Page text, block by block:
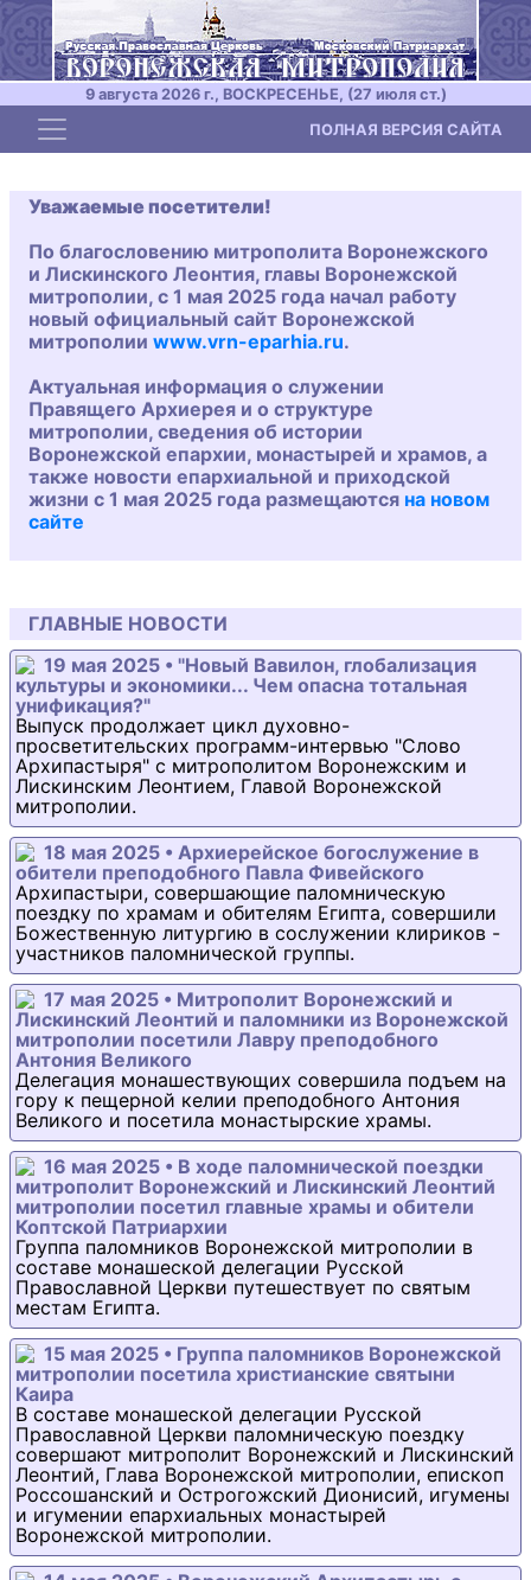
9 августа 2026 г., ВОСКРЕСЕНЬЕ, (27 июля ст.)
Toggle navigation ПОЛНАЯ ВЕРСИЯ САЙТА
Уважаемые посетители!
По благословению митрополита Воронежского
и Лискинского Леонтия, главы Воронежской
митрополии, с 1 мая 2025 года начал работу
новый официальный сайт Воронежской
митрополии www.vrn-eparhia.ru.
Актуальная информация о служении
Правящего Архиерея и о структуре
митрополии, сведения об истории
Воронежской епархии, монастырей и храмов, а
также новости епархиальной и приходской
жизни с 1 мая 2025 года размещаются на новом
сайте
ГЛАВНЫЕ НОВОСТИ
19 мая 2025 • "Новый Вавилон, глобализация
культуры и экономики... Чем опасна тотальная
унификация?"
Выпуск продолжает цикл духовно-
просветительских программ-интервью "Слово
Архипастыря" с митрополитом Воронежским и
Лискинским Леонтием, Главой Воронежской
митрополии.
18 мая 2025 • Архиерейское богослужение в
обители преподобного Павла Фивейского
Архипастыри, совершающие паломническую
поездку по храмам и обителям Египта, совершили
Божественную литургию в сослужении клириков -
участников паломнической группы.
17 мая 2025 • Митрополит Воронежский и
Лискинский Леонтий и паломники из Воронежской
митрополии посетили Лавру преподобного
Антония Великого
Делегация монашествующих совершила подъем на
гору к пещерной келии преподобного Антония
Великого и посетила монастырские храмы.
16 мая 2025 • В ходе паломнической поездки
митрополит Воронежский и Лискинский Леонтий
митрополии посетил главные храмы и обители
Коптской Патриархии
Группа паломников Воронежской митрополии в
составе монашеской делегации Русской
Православной Церкви путешествует по святым
местам Египта.
15 мая 2025 • Группа паломников Воронежской
митрополии посетила христианские святыни
Каира
В составе монашеской делегации Русской
Православной Церкви паломническую поездку
совершают митрополит Воронежский и Лискинский
Леонтий, Глава Воронежской митрополии, епископ
Россошанский и Острогожский Дионисий, игумены
и игумении епархиальных монастырей
Воронежской митрополии.